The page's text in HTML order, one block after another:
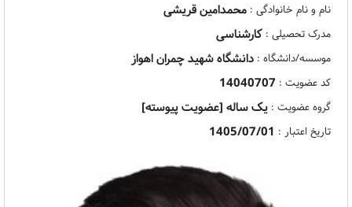
نام و نام خانوادگی : محمدامین قریشی
مدرک تحصیلی : کارشناسی
موسسه/دانشگاه : دانشگاه شهید چمران اهواز
کد عضویت : 14040707
گروه عضویت : یک ساله [عضویت پیوسته]
تاریخ اعتبار : 1405/07/01